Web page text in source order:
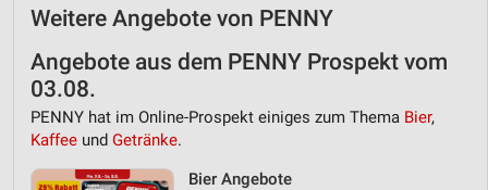
Weitere Angebote von PENNY
Angebote aus dem PENNY Prospekt vom
03.08.
PENNY hat im Online-Prospekt einiges zum Thema Bier,
Kaffee und Getränke.
Bier Angebote
Kombinationen von Daten aus verschiedenen
Quellen
Entwicklung und Verbesserung der Angebote
Verwendung reduzierter Daten zur Auswahl von
Inhalten
IAB-Besonderheiten: